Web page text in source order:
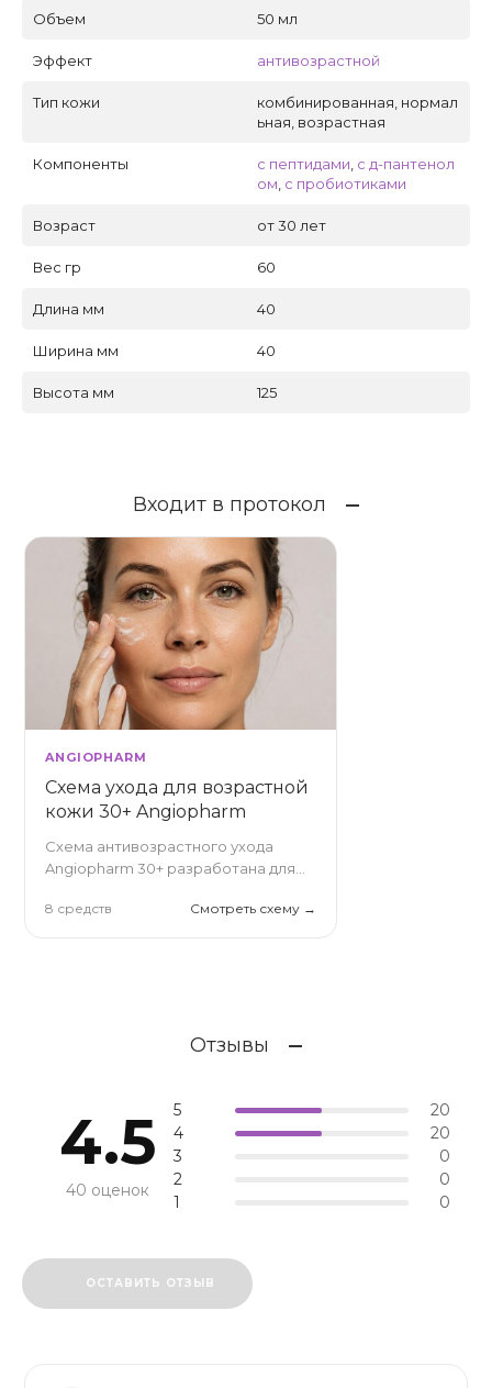
Объем 50 мл
Эффект антивозрастной
Тип кожи
комбинированная, нормал
ьная, возрастная
Компоненты с пептидами, с д-пантенол
ом, с пробиотиками
Возраст от 30 лет
Вес гр 60
Длина мм 40
Ширина мм 40
Высота мм 125
Входит в протокол
ANGIOPHARM
Схема ухода для возрастной
кожи 30+ Angiopharm
Схема антивозрастного ухода
Angiopharm 30+ разработана для
первые признаки старения:
8 средств Смотреть схему →
Отзывы
4.5
40 оценок
5
20
4
20
3
0
2
0
1
0
ОСТАВИТЬ ОТЗЫВ